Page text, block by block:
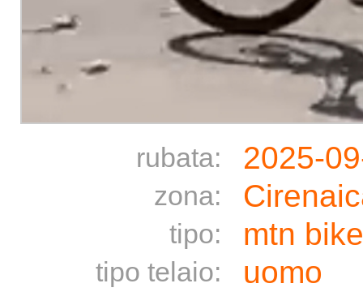
rubata: 2025-
zona:
tipo: mtn bike
tipo telaio: uomo